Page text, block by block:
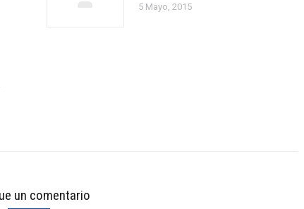
5 Mayo, 2015
un comentario